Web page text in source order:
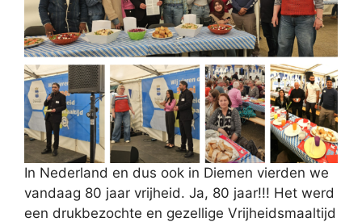
In Nederland en dus ook in Diemen vierden we
vandaag 80 jaar vrijheid. Ja, 80 jaar!!! Het werd
een drukbezochte en gezellige Vrijheidsmaaltijd